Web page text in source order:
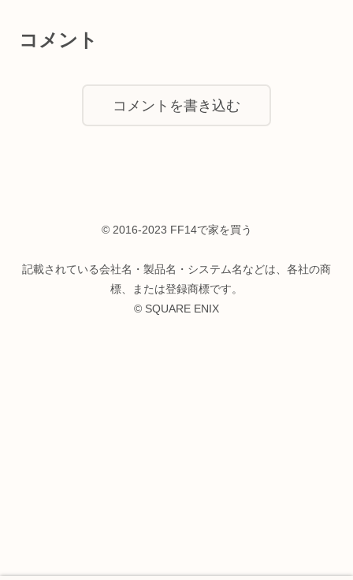
コメント
コメントを書き込む
© 2016-2023 FF14で家を買う
記載されている会社名・製品名・システム名などは、各社の商
標、または登録商標です。
© SQUARE ENIX